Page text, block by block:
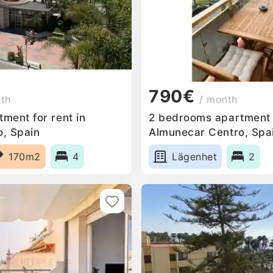
for rent in
Spain
170m2
4
790€ / month
2 bedrooms
Almunecar Centro,
Lägenhet
2